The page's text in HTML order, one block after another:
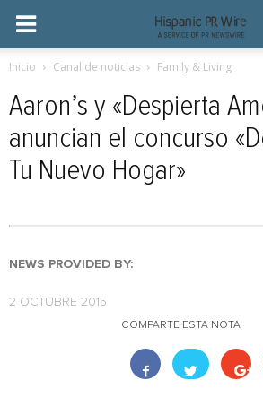
Inicio Canal de noticias Family & Living
Aaron’s y «Despierta
anuncian el concurso
Tu Nuevo Hogar»
NEWS PROVIDED BY:
2 OCTUBRE 2015
COMPARTE ESTA NOTA